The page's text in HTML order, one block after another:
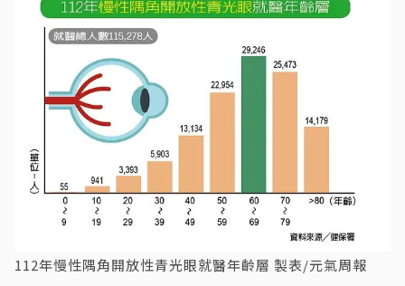
112年慢性隅角開放性青光眼就醫年齡層 製表/元氣周報